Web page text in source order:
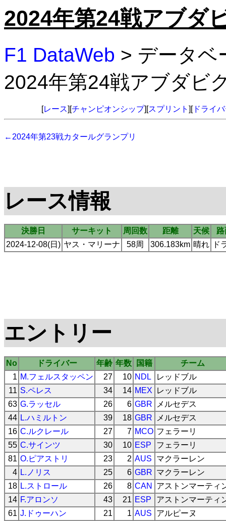
2024年第24戦アブダ
F1 DataWeb > データ
2024年第24戦アブダビ
[レース][チャンピオンシップ][スプリント ][ドライ
←2024年第23戦カタールグランプリ
レース情報
決勝日 サーキット 周回数 距離 天候
2024-12-08(日) ヤス・マリーナ 58周 306.183km 晴れ ド
エントリー
No ドライバー 年齢 年数 国籍
チーム
1 M.フェルスタッペン 27 10 NDL
レッドブル
11 S.ペレス 34 14 MEX
レッドブル
63 G.ラッセル 26 6 GBR
メルセデス
44 L.ハミルトン 39 18 GBR
メルセデス
16 C.ルクレール 27 7 MCO フェラーリ
55 C.サインツ 30 10 ESP
フェラーリ
81 O.ピアストリ 23 2 AUS
マクラーレン
4 L.ノリス 25 6 GBR マクラーレン
18 L.ストロール 26 8 CAN
アストンマーティ
14 F.アロンソ 43 21 ESP
アストンマーティ
61 J.ドゥーハン 21 1 AUS
アルピーヌ